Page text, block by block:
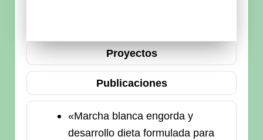
Proyectos
Publicaciones
«Marcha blanca engorda y
desarrollo dieta formulada para